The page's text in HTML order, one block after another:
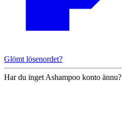
Glömt lösenordet?
Har du inget Ashampoo konto ännu?